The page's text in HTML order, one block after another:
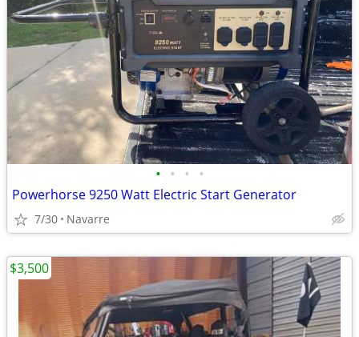
• • • •
Powerhorse 9250 Watt Electric Start Generator
7/30 Navarre
$3,500